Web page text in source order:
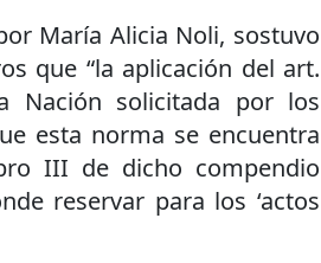
María Alicia Noli, sostuvo
que “la aplicación del art.
Nación solicitada por los
esta norma se encuentra
III de dicho compendio
reservar para los ‘actos